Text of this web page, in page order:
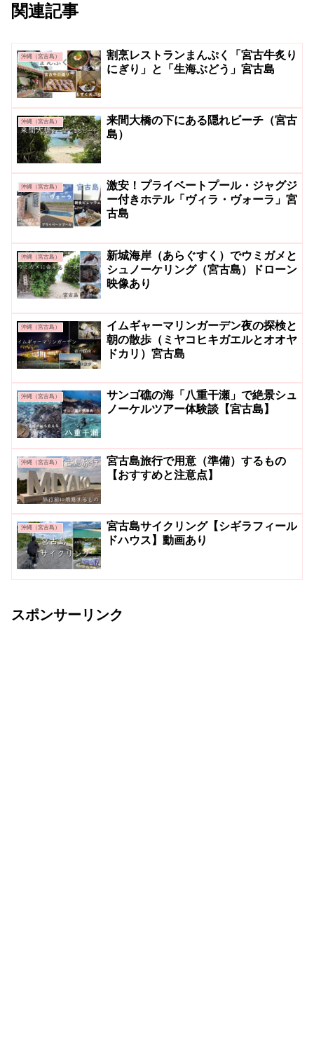
関連記事
沖縄（宮古島）
割烹レストランまんぷく「宮古牛炙り
にぎり」と「生海ぶどう」宮古島
沖縄（宮古島）
来間大橋の下にある隠れビーチ（宮古
島）
沖縄（宮古島）
激安！プライベートプール・ジャグジ
ー付きホテル「ヴィラ・ヴォーラ」宮
古島
沖縄（宮古島）
新城海岸（あらぐすく）でウミガメと
シュノーケリング（宮古島）ドローン
映像あり
沖縄（宮古島）
イムギャーマリンガーデン夜の探検と
朝の散歩（ミヤコヒキガエルとオオヤ
ドカリ）宮古島
沖縄（宮古島）
サンゴ礁の海「八重干瀬」で絶景シュ
ノーケルツアー体験談【宮古島】
沖縄（宮古島）
宮古島旅行で用意（準備）するもの
【おすすめと注意点】
沖縄（宮古島）
宮古島サイクリング【シギラフィール
ドハウス】動画あり
スポンサーリンク